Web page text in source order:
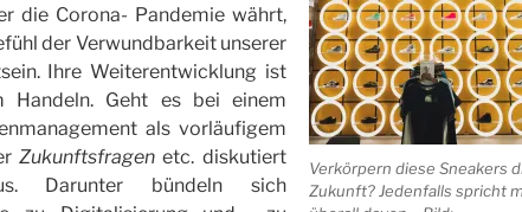
Verkörpern diese Sneakers
Zukunft? Jedenfalls spricht
die Corona- Pandemie währt,
der Verwundbarkeit unserer
Ihre Weiterentwicklung ist
Handeln. Geht es bei einem
als vorläufigem
Zukunftsfragen etc. diskutiert
Darunter bündeln sich